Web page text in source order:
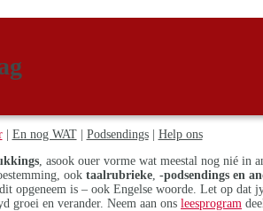
| En nog WAT| Podsendings| Help ons
, asook ouer vorme wat meestal nog nié in
ook taalrubrieke -podsendings en
opgeneem is – ook Engelse woorde. Let op dat
groei en verander. Neem aan ons leesprogram